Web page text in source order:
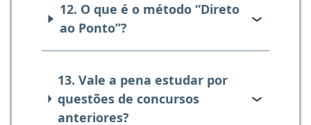
12. O que é o método “Direto
ao Ponto”?
13. Vale a pena estudar por
questões de concursos
anteriores?